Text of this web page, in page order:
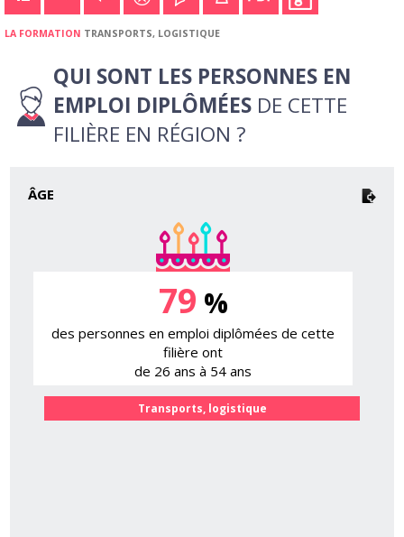
LA FORMATION TRANSPORTS, LOGISTIQUE
QUI SONT LES PERSONNES EN
EMPLOI DIPLÔMÉES DE CETTE
FILIÈRE EN RÉGION ?
ÂGE
79 %
des personnes en emploi diplômées de cette
filière ont
de 26 ans à 54 ans
Transports, logistique